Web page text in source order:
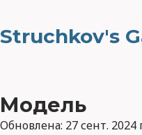
Struchkov's
Модель
Обновлена: 27 сент. 2024